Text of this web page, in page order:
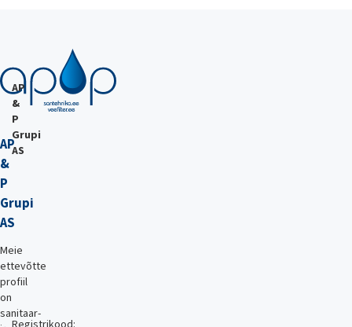
AP
&
P
Grupi
AS
Meie
ettevõtte
profiil
on
sanitaar-
AP
&
P
Grupi
AS